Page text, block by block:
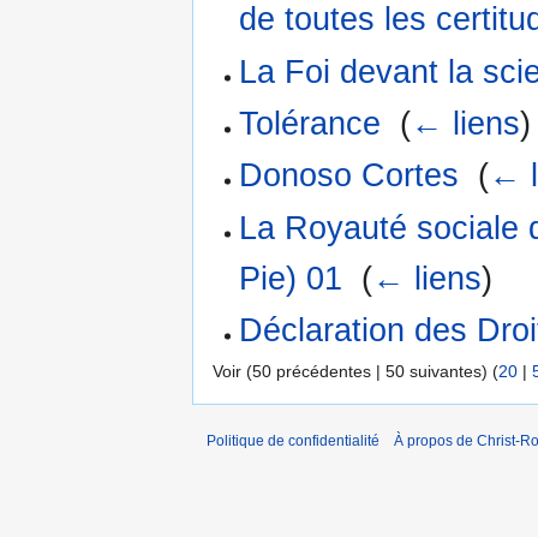
de toutes les
La Foi devant la
Tolérance (← liens)
Donoso Cortes (←
La Royauté sociale
Pie) 01 (← liens)
Déclaration des
Voir (50 précédentes | 50 suivantes) (20 |
Politique de confidentialité À propos de Christ-